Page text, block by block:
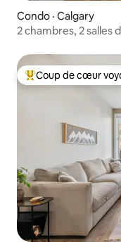
Condo · Calgary
2 chambres, 2 salles
Coup de cœur
Coup de cœur